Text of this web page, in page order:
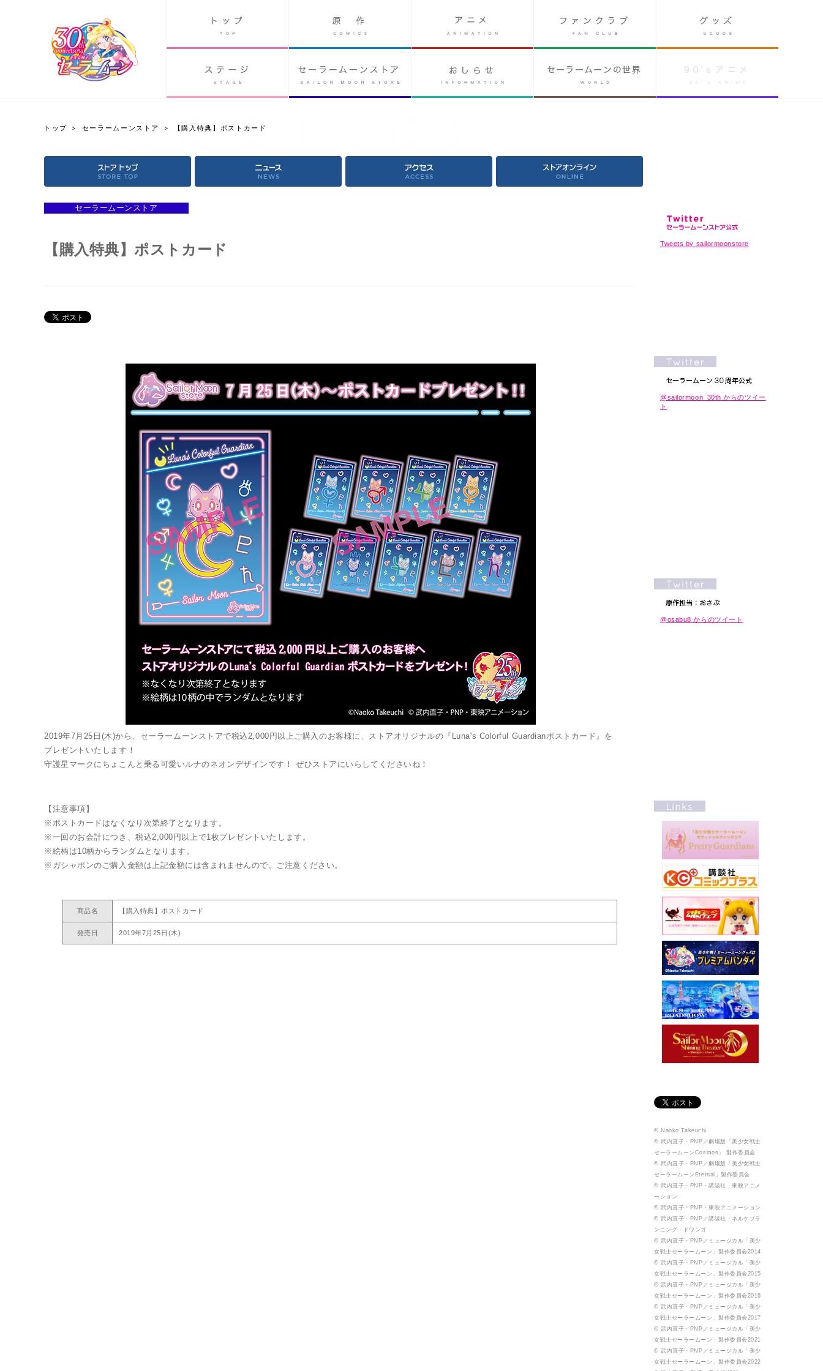
90's アニメPAST ANIME
トップ セーラームーンストア 【購入特典】ポストカード
セーラームーンストア
【購入特典】ポストカード
2019年7月25日(木)から、セーラームーンストアで税込2,000円以上ご購入のお客様に、ストアオリジナルの『Luna's Colorful Guardianポストカード』を
プレゼントいたします！
守護星マークにちょこんと乗る可愛いルナのネオンデザインです！ ぜひストアにいらしてくださいね！
【注意事項】
※ポストカードはなくなり次第終了となります。
※一回のお会計につき、税込2,000円以上で1枚プレゼントいたします。
※絵柄は10柄からランダムとなります。
※ガシャポンのご購入金額は上記金額には含まれませんので、ご注意ください。
商品名 【購入特典】ポストカード
発売日 2019年7月25日(木)
OFFICIAL STORE
Tweets by sailormoonstore
@sailormoon_30th からのツイー
ト
@osabu8 からのツイート
LINK
© Naoko Takeuchi
© 武内直子・PNP／劇場版「美少女戦士
セーラームーンCosmos」 製作委員会
© 武内直子・PNP／劇場版「美少女戦士
セーラームーンEternal」製作委員会
© 武内直子・PNP・講談社・東映アニメ
ーション
© 武内直子・PNP・東映アニメーション
© 武内直子・PNP／講談社・ネルケプラ
ンニング・ドワンゴ
© 武内直子・PNP／ミュージカル「美少
女戦士セーラームーン」製作委員会2014
© 武内直子・PNP／ミュージカル「美少
女戦士セーラームーン」製作委員会2015
© 武内直子・PNP／ミュージカル「美少
女戦士セーラームーン」製作委員会2016
© 武内直子・PNP／ミュージカル「美少
女戦士セーラームーン」製作委員会2017
© 武内直子・PNP／ミュージカル「美少
女戦士セーラームーン」製作委員会2021
© 武内直子・PNP／ミュージカル「美少
女戦士セーラームーン」製作委員会2022